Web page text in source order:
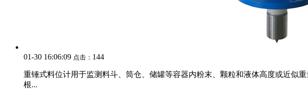
01-30 16:06:09 点击： 144
重锤式料位计用于监测料斗、筒仓、储罐等容器内粉末、颗粒和液体高度或近似
根...